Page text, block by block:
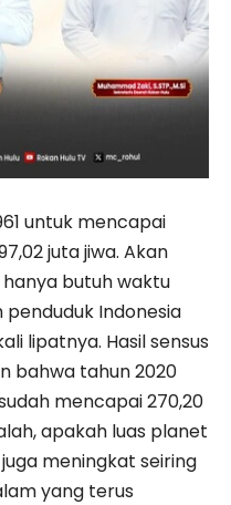
untuk mencapai
juta jiwa. Akan
butuh waktu
Indonesia
lipatnya. Hasil sensus
bahwa tahun 2020
mencapai 270,20
apakah luas planet
meningkat seiring
yang terus